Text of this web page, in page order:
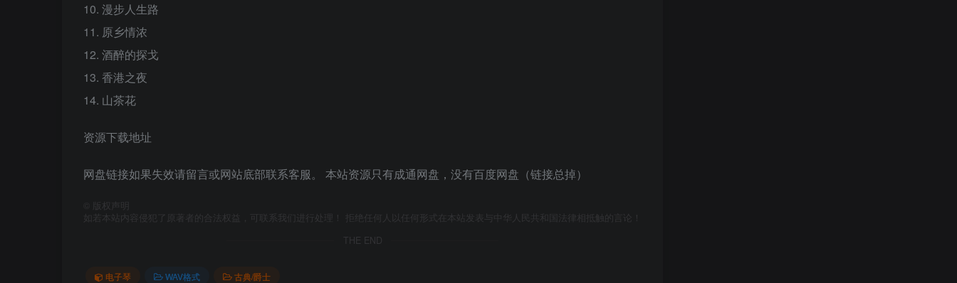
10. 漫步人生路
11. 原乡情浓
12. 酒醉的探戈
13. 香港之夜
14. 山茶花
资源下载地址
网盘链接如果失效请留言或网站底部联系客服。 本站资源只有成通网盘，没有百度网盘（链接总掉）
版权声明
如若本站内容侵犯了原著者的合法权益，可联系我们进行处理！ 拒绝任何人以任何形式在本站发表与中华人民共和国法律相抵触的言论！
THE END
电子琴 WAV格式 古典/爵士